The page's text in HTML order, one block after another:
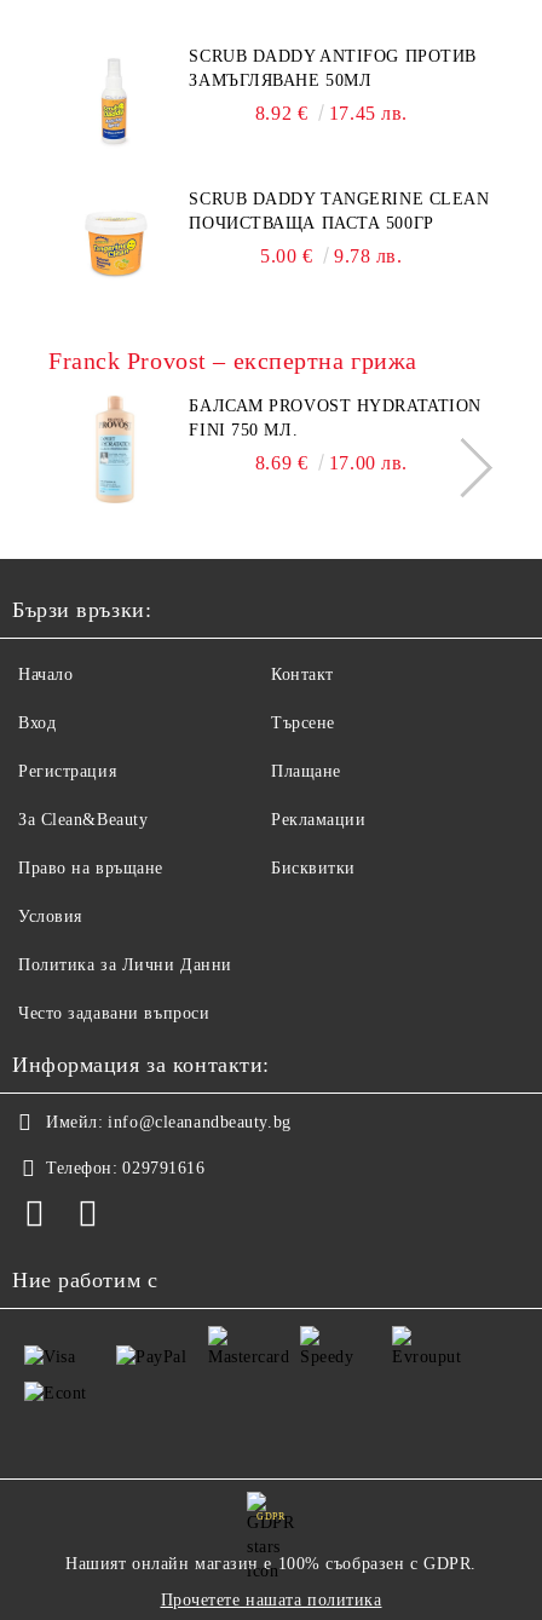
SCRUB DADDY ANTIFOG ПРОТИВ
ЗАМЪГЛЯВАНЕ 50МЛ
8.92 € 17.45 лв.
SCRUB DADDY TANGERINE CLEAN
ПОЧИСТВАЩА ПАСТА 500ГР
5.00 € 9.78 лв.
Franck Provost – експертна грижа
БАЛСАМ PROVOST HYDRATATION
FINI 750 МЛ.
8.69 € 17.00 лв.
Бързи връзки:
Начало
Вход
Регистрация
За Clean&Beauty
Контакт
Търсене
Плащане
Рекламации
Право на връщане
Условия
Политика за Лични Данни
Често задавани въпроси
Бисквитки
Информация за контакти:
Имейл: info@cleanandbeauty.bg
Телефон: 029791616
Ние работим с
GDPR
Нашият онлайн магазин е 100% съобразен с GDPR.
Прочетете нашата политика